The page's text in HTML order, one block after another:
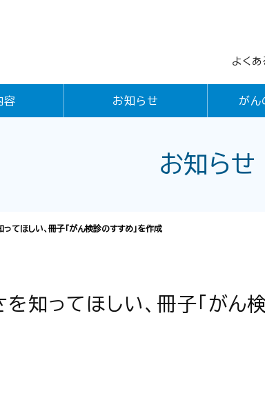
よくあ
容 お知らせ がん
お知らせ
てほしい、冊子「がん検診のすすめ」を作成
知ってほしい、冊子「がん